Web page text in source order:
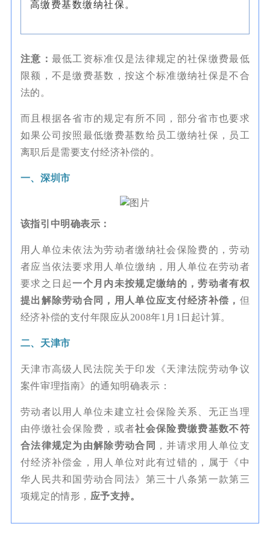
高缴费基数缴纳社保。
注意： 最低工资标准仅是法律规定的社保缴费最低
限额，不是缴费基数，按这个标准缴纳社保是不合
法的。
而且根据各省市的规定有所不同，部分省市也要求
如果公司按照最低缴费基数给员工缴纳社保，员工
离职后是需要支付经济补偿的。
一、深圳市
该指引中明确表示：
用人单位未依法为劳动者缴纳社会保险费的，劳动
者应当依法要求用人单位缴纳，用人单位在劳动者
要求之日起一个月内未按规定缴纳的，劳动者有权
提出解除劳动合同，用人单位应支付经济补偿， 但
经济补偿的支付年限应从2008年1月1日起计算。
二、天津市
天津市高级人民法院关于印发《天津法院劳动争议
案件审理指南》的通知明确表示：
劳动者以用人单位未建立社会保险关系、无正当理
由停缴社会保险费，或者社会保险费缴费基数不符
合法律规定为由解除劳动合同
，并请求用人单位支
付经济补偿金，用人单位对此有过错的，属于《中
华人民共和国劳动合同法》第三十八条第一款第三
项规定的情形， 应予支持。